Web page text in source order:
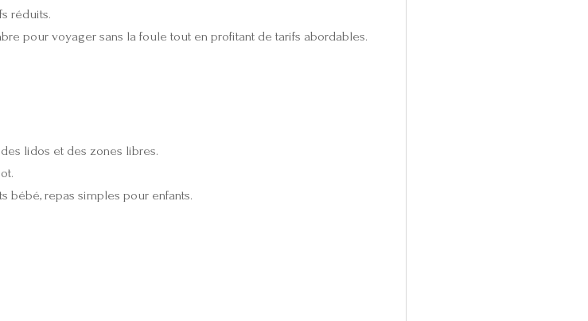
réduits.
pour voyager sans la foule tout en profitant de tarifs abordables.
lidos et des zones libres.
bébé, repas simples pour enfants.